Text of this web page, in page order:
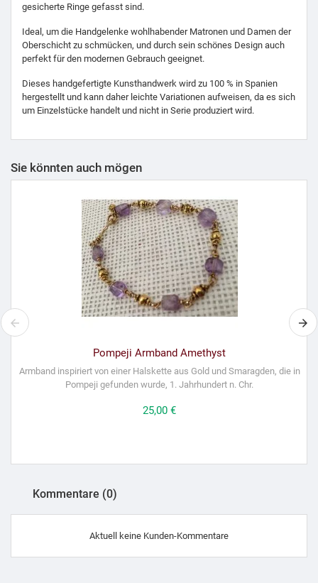
gesicherte Ringe gefasst sind.
Ideal, um die Handgelenke wohlhabender Matronen und Damen der
Oberschicht zu schmücken, und durch sein schönes Design auch
perfekt für den modernen Gebrauch geeignet.
Dieses handgefertigte Kunsthandwerk wird zu 100 % in Spanien
hergestellt und kann daher leichte Variationen aufweisen, da es sich
um Einzelstücke handelt und nicht in Serie produziert wird.
Sie könnten auch mögen
Pompeji Armband Amethyst
Armband inspiriert von einer Halskette aus Gold und Smaragden, die in
Pompeji gefunden wurde, 1. Jahrhundert n. Chr.
Preis
25,00 €
Kommentare (0)
Aktuell keine Kunden-Kommentare